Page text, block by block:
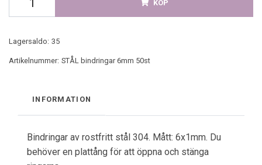
KÖP
Lagersaldo: 35
Artikelnummer: STÅL bindringar 6mm 50st
INFORMATION
Bindringar av rostfritt stål 304. Mått: 6x1mm. Du
behöver en plattång för att öppna och stänga